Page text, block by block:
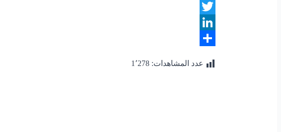
Facebook
Twitter
LinkedIn
عدد المشاهدات: 1٬278